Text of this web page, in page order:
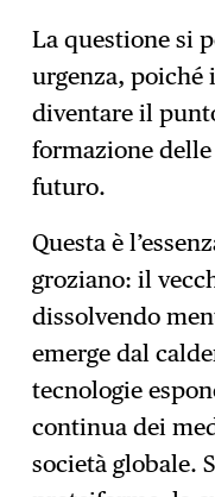
La questione si
urgenza, poiché
diventare il
formazione
futuro.
Questa è
groziano: il
dissolvendo
emerge dal
tecnologie
continua dei
società globale.